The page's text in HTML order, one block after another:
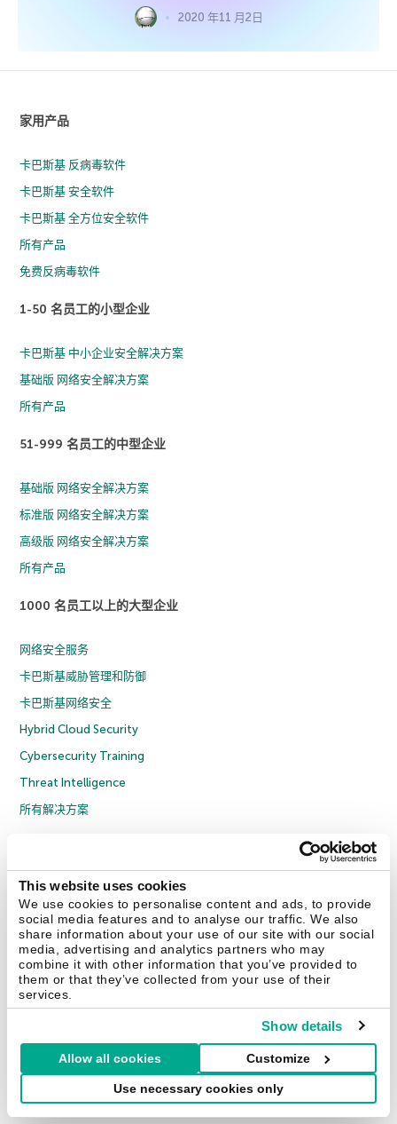
This website uses cookies
We use cookies to personalise content and ads, to provide
social media features and to analyse our traffic. We also
share information about your use of our site with our social
media, advertising and analytics partners who may
combine it with other information that you’ve provided to
them or that they’ve collected from your use of their
services.
Show details
Allow all cookies Customize
Use necessary cookies only
2020 年11 月2日
家用产品
卡巴斯基 反病毒软件
卡巴斯基 安全软件
卡巴斯基 全方位安全软件
所有产品
免费反病毒软件
1-50 名员工的小型企业
卡巴斯基 中小企业安全解决方案
基础版 网络安全解决方案
所有产品
51-999 名员工的中型企业
基础版 网络安全解决方案
标准版 网络安全解决方案
高级版 网络安全解决方案
所有产品
1000 名员工以上的大型企业
网络安全服务
卡巴斯基威胁管理和防御
卡巴斯基网络安全
Hybrid Cloud Security
Cybersecurity Training
Threat Intelligence
所有解决方案
隐私策略
反腐败政策
许可协议 B2B
京ICP备12053225号
京公网安备 11010102001169号
联系我们 关于我们 合作伙伴 Blog 资源中心 新闻稿
Securelist Eugene Personal Blog
中国 (China)